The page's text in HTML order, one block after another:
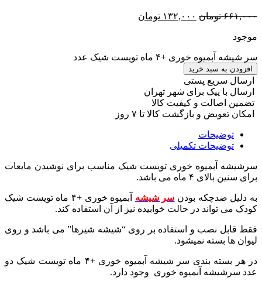
۶۶۱,۰۰۰ تومان ۱۳۲,۰۰۰ تومان
موجود
سر شیشه آبمیوه خوری +۴ ماه تویست شیک عدد
افزودن به سبد خرید
ارسال سریع پستی
ارسال با پیک برای شهر تهران
تضمین اصالت و کیفیت کالا
امکان تعویض و بازگشت کالا تا ۷ روز
توضیحات
توضیحات تکمیلی
سرشیشه آبمیوه خوری تویست شیک مناسب برای نوشیدن مایعات
برای سنین بالای ۴ ماه می باشد.
به دلیل ضدچکه بودن سر شیشه
آبمیوه خوری +۴ ماه تویست شیک
کودک می تواند در حالت خوابیده نیز از آن استفاده کند.
فقط قابل نصب و استفاده بر روی “شیشه شیرها” می باشد و روی
لیوان ها بسته نمیشود.
در هر بسته بندی سر شیشه آبمیوه خوری +۴ ماه تویست شیک دو
عدد سرشیشه آبمیوه خوری وجود دارد.